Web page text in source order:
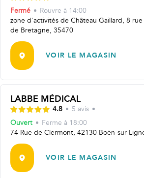
Fermé • Rouvre à 14:00
zone d'activités de Château Gaillard, 8 rue
de Bretagne, 35470
VOIR LE MAGASIN
LABBE MÉDICAL
4.8 • 5 avis •
Ouvert • Ferme à 18:00
74 Rue de Clermont, 42130 Boën-sur-
VOIR LE MAGASIN